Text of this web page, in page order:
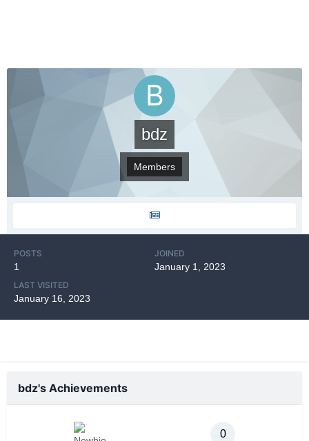
bdz
Members
POSTS
1
JOINED
January 1, 2023
LAST VISITED
January 16, 2023
bdz's Achievements
0